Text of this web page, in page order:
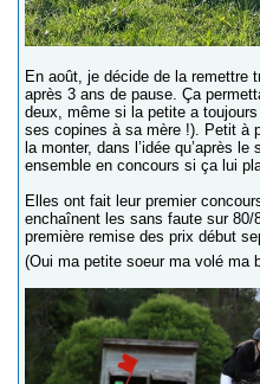
En août, je décide de la remettre
après 3 ans de pause. Ça
deux, même si la petite a
ses copines à sa mère !). Petit à
la monter, dans l’idée qu’après
ensemble en concours si ça lui
Elles ont fait leur premier
enchaînent les sans faute sur
première remise des prix début
(Oui ma petite soeur ma volé ma